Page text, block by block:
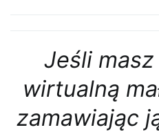
Jeśli
wirtualną
zamawiając